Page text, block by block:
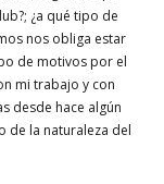
¿a qué tipo de
nos obliga estar
de motivos por el
mi trabajo y con
desde hace algún
de la naturaleza del